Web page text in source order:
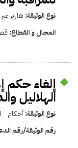
نوع الوثيقة: تقارير
المجال و القطاع:
الهلاليل
نوع الوثيقة:أحكام
رقم الوثيقة/رقم